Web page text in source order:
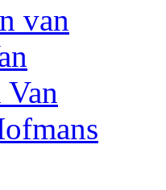
van
Van